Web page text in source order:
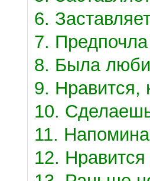
6.
7.
8. Была
9. Нравится,
10.
11.
12.